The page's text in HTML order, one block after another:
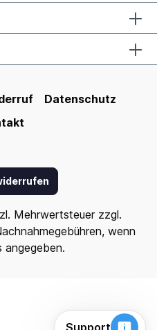
Datenschutz
Mehrwertsteuer zzgl.
wenn
angegeben.
Support